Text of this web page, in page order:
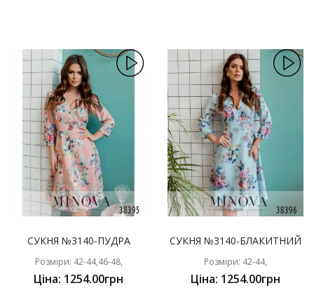
СУКНЯ №3140-ПУДРА
Розміри: 42-44,46-48,
Ціна: 1254.00грн
СУКНЯ №3140-БЛАКИТНИЙ
Розміри: 42-44,
Ціна: 1254.00грн